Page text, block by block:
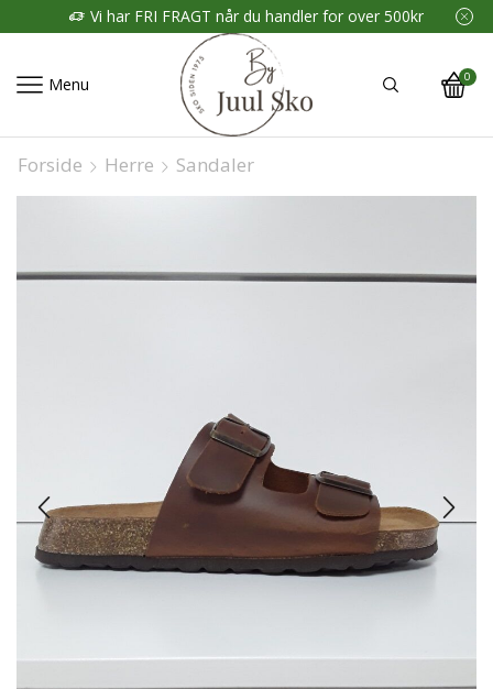
Vi har FRI FRAGT når du handler for over 500kr
Menu 0
Forside Herre Sandaler